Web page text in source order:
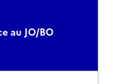
au JO/BO